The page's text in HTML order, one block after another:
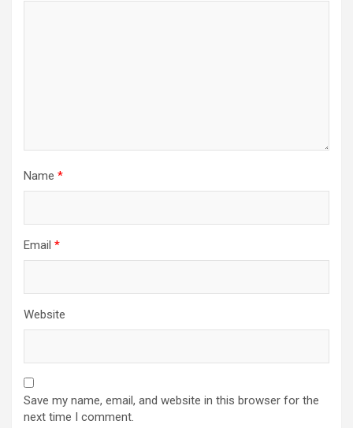
Name *
Email *
Website
Save my name, email, and website in this browser for the
next time I comment.